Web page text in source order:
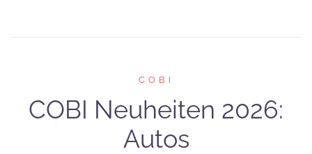
COBI
COBI Neuheiten 2026:
Autos